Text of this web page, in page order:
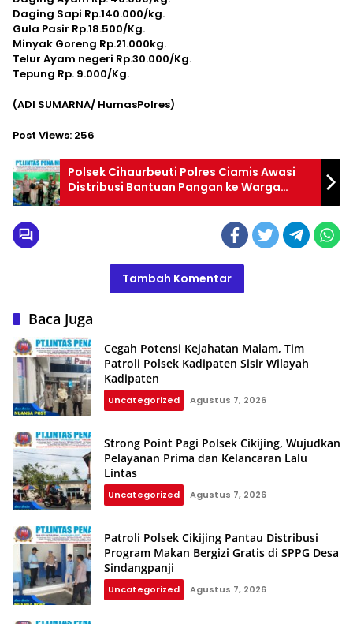
Daging Sapi Rp.140.000/kg.
Gula Pasir Rp.18.500/Kg.
Minyak Goreng Rp.21.000kg.
Telur Ayam negeri Rp.30.000/Kg.
Tepung Rp. 9.000/Kg.
(ADI SUMARNA/ HumasPolres)
Post Views: 256
Polsek Cihaurbeuti Polres Ciamis Awasi
Distribusi Bantuan Pangan ke Warga
Sukamaju
Tambah Komentar
Baca Juga
Cegah Potensi Kejahatan Malam, Tim
Patroli Polsek Kadipaten Sisir Wilayah
Kadipaten
Uncategorized Agustus 7, 2026
Strong Point Pagi Polsek Cikijing, Wujudkan
Pelayanan Prima dan Kelancaran Lalu
Lintas
Uncategorized Agustus 7, 2026
Patroli Polsek Cikijing Pantau Distribusi
Program Makan Bergizi Gratis di SPPG Desa
Sindangpanji
Uncategorized Agustus 7, 2026